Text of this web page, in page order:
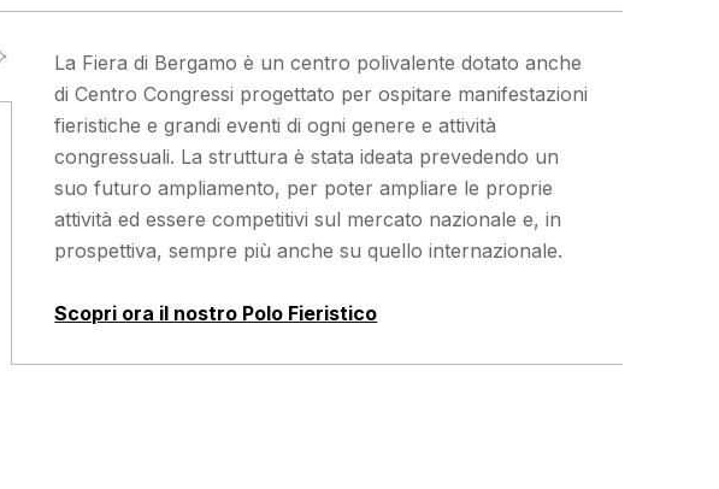
La Fiera di Bergamo è un centro polivalente dotato anche
di Centro Congressi progettato per ospitare manifestazioni
fieristiche e grandi eventi di ogni genere e attività
congressuali. La struttura è stata ideata prevedendo un
suo futuro ampliamento, per poter ampliare le proprie
attività ed essere competitivi sul mercato nazionale e, in
prospettiva, sempre più anche su quello internazionale.
Scopri ora il nostro Polo Fieristico